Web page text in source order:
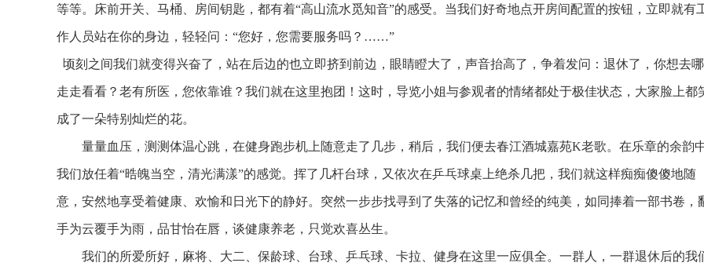
等等。床前开关、马桶、房间钥匙，都有着“高山流水觅知音”的感受。当我们好奇地点开房间配置的按钮，立即就有
作人员站在你的身边，轻轻问：“您好，您需要服务吗？……”
顷刻之间我们就变得兴奋了，站在后边的也立即挤到前边，眼睛瞪大了，声音抬高了，争着发问：退休了，你想去
走走看看？老有所医，您依靠谁？我们就在这里抱团！这时，导览小姐与参观者的情绪都处于极佳状态，大家脸上都
成了一朵特别灿烂的花。
量量血压，测测体温心跳，在健身跑步机上随意走了几步，稍后，我们便去春江酒城嘉苑K老歌。在乐章的余韵中
我们放任着“晧魄当空，清光满漾”的感觉。挥了几杆台球，又依次在乒乓球桌上绝杀几把，我们就这样痴痴傻傻地随
意，安然地享受着健康、欢愉和日光下的静好。突然一步步找寻到了失落的记忆和曾经的纯美，如同捧着一部书卷，
手为云覆手为雨，品甘怡在唇，谈健康养老，只觉欢喜丛生。
我们的所爱所好，麻将、大二、保龄球、台球、乒乓球、卡拉、健身在这里一应俱全。一群人，一群退休后的我